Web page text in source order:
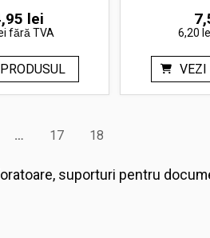
lei
fără TVA 6,20
VEZI
… 17 18
suporturi pentru